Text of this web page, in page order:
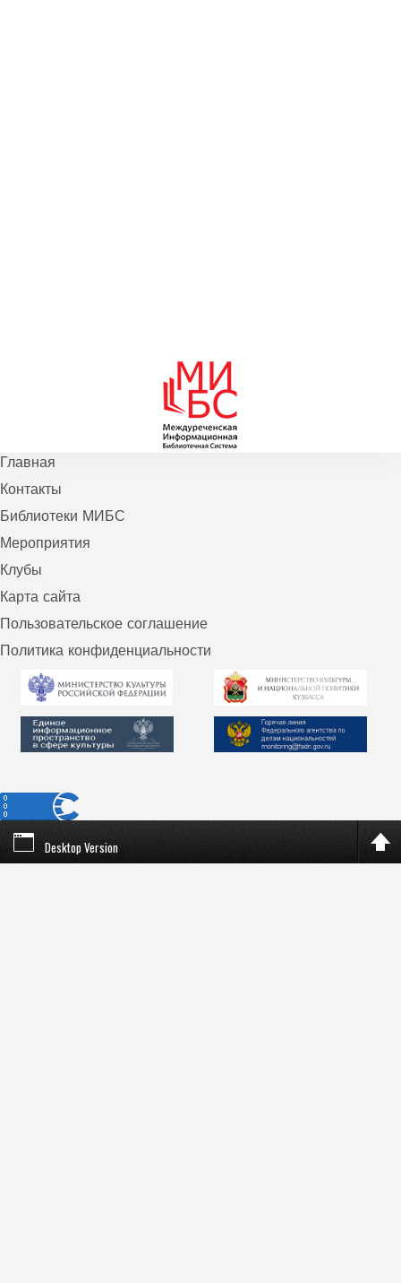
Главная
Контакты
Библиотеки МИБС
Мероприятия
Клубы
Карта сайта
Пользовательское соглашение
Политика конфиденциальности
Desktop Version